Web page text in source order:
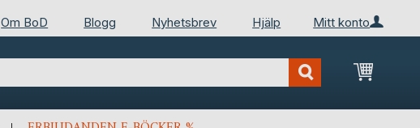
Mitt konto
Om BoD Blogg Nyhetsbrev Hjälp
Min